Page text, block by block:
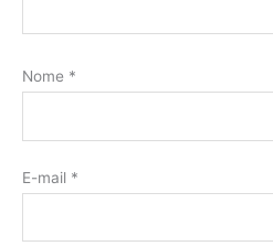
Nome *
E-mail *